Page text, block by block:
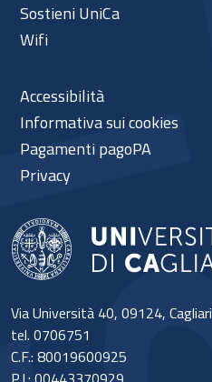
Via Università 40, 09124, Cagliari
tel. 0706751
C.F.: 80019600925
Sostieni UniCa
Wifi
Accessibilità
Informativa sui cookies
Pagamenti pagoPA
Privacy